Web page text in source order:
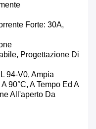
Forte: 30A,
Progettazione Di
94-V0, Ampia
90°c, A Tempo Ed A
All'aperto Da